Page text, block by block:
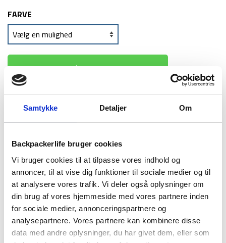
Samtykke Detaljer Om
Backpackerlife bruger cookies
Vi bruger cookies til at tilpasse vores indhold og
annoncer, til at vise dig funktioner til sociale medier og til
at analysere vores trafik. Vi deler også oplysninger om
din brug af vores hjemmeside med vores partnere inden
for sociale medier, annonceringspartnere og
analysepartnere. Vores partnere kan kombinere disse
data med andre oplysninger, du har givet dem, eller som
FARVE
TILFØJ TIL KURV
1-2 dages
levering
Fri fragt over
499 kr
100 dages
returret
BESKRIVELSE
YDERLIGERE INFORMATION
BRAND
FAQ
Transit Fliptop Mug fra Stanley er en letvægtig termokop